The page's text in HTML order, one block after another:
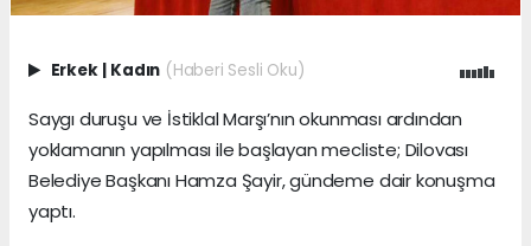
Erkek | Kadın (Haberi Sesli Oku)
Saygı duruşu ve İstiklal Marşı’nın okunması ardından
yoklamanın yapılması ile başlayan mecliste; Dilovası
Belediye Başkanı Hamza Şayir, gündeme dair konuşma
yaptı.